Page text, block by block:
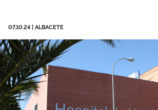
07.10.24 ALBACETE